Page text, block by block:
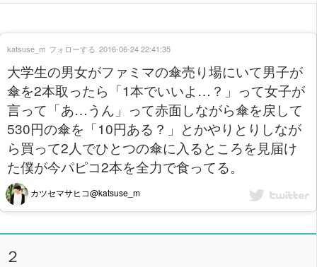
大学生の男女がファミマの傘売り場にいて男子が
傘を2本取ったら「1本でいいよ…？」って女子が
言って「あ…うん」って赤面しながら傘を戻して
530円の傘を「10円ある？」とかやりとりしなが
ら買って2人でひとつの傘に入るところを見届け
た僕が今パピコ2本を全力で食ってる。
カツセマサヒコ@katsuse_m
katsuse_m フォローする 2016-06-24 22:41:35
２